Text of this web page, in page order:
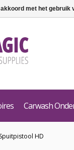
Carwash
Spuitpistool HD
met het